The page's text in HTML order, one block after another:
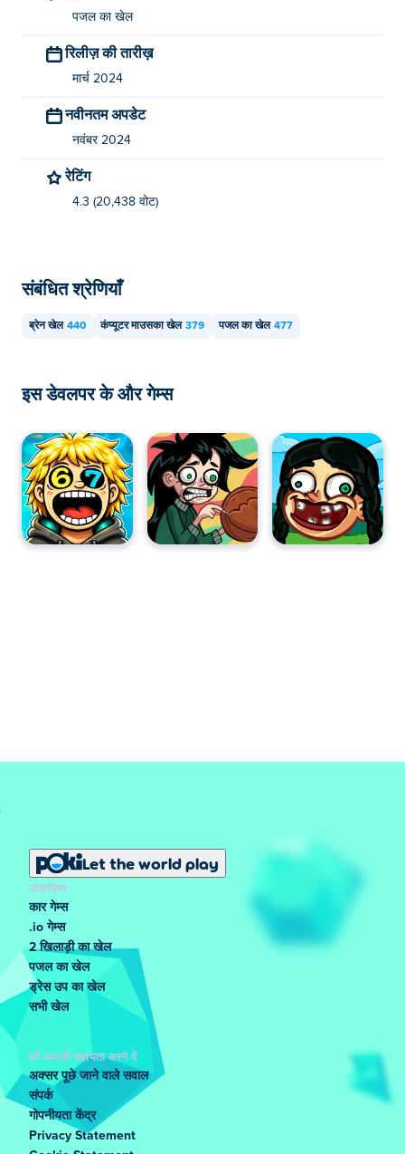
पजल का खेल
रिलीज़ की तारीख़
मार्च 2024
नवीनतम अपडेट
नवंबर 2024
रेटिंग
4.3 (20,438 वोट)
संबंधित श्रेणियाँ
ब्रेन खेल 440 कंप्यूटर माउसका खेल 379 पजल का खेल 477
इस डेवलपर के और गेम्स
Let the world play
लोकप्रिय
कार गेम्स
.io गेम्स
2 खिलाड़ी का खेल
पजल का खेल
ड्रेस उप का खेल
सभी खेल
हमें आपकी सहायता करने दें
अक्सर पूछे जाने वाले सवाल
संपर्क
गोपनीयता केंद्र
Privacy Statement